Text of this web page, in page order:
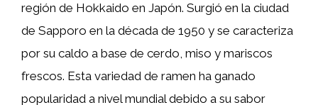
región de Hokkaido en Japón. Surgió en la ciudad
de Sapporo en la década de 1950 y se caracteriza
por su caldo a base de cerdo, miso y mariscos
frescos. Esta variedad de ramen ha ganado
popularidad a nivel mundial debido a su sabor